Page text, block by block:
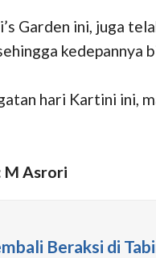
Garden ini, juga
kedepannya
hari Kartini ini,
M Asrori
Beraksi di